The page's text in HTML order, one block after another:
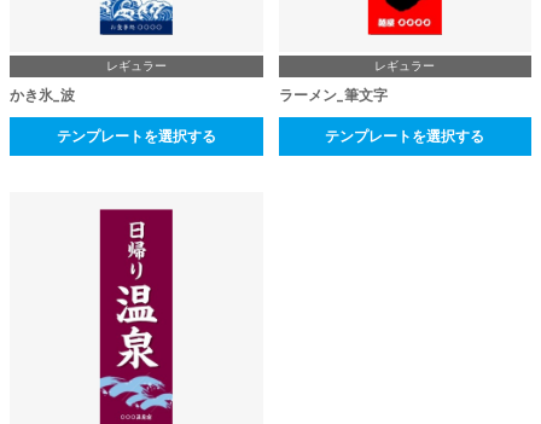
レギュラー
かき氷_波
テンプレートを選択する
レギュラー
ラーメン_筆文字
テンプレートを選択する